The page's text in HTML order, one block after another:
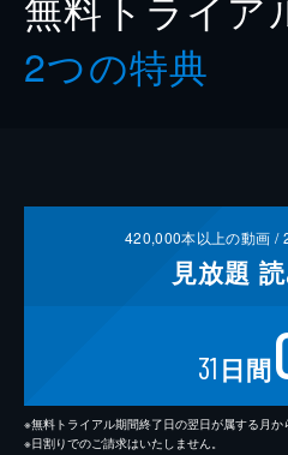
2つの特典
420,000本以上の動画 /
見放題
31 日間
※無料トライアル期間終了日の翌日が属する月か
※日割りでのご請求はいたしません。